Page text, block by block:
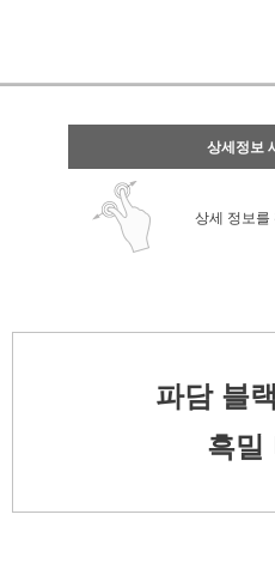
상세정보
상세 정보를
파담 블
흑밀